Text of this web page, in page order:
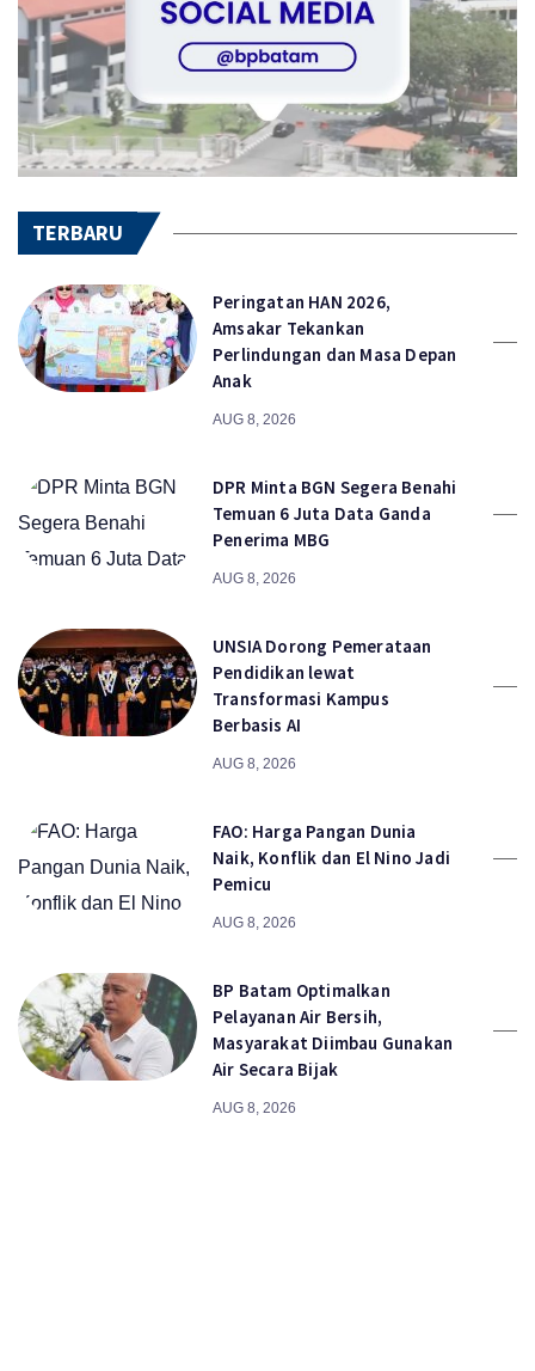
TERBARU
Peringatan HAN 2026,
Amsakar Tekankan
Perlindungan dan Masa Depan
Anak
AUG 8, 2026
DPR Minta BGN Segera Benahi
Temuan 6 Juta Data Ganda
Penerima MBG
AUG 8, 2026
UNSIA Dorong Pemerataan
Pendidikan lewat
Transformasi Kampus
Berbasis AI
AUG 8, 2026
FAO: Harga Pangan Dunia
Naik, Konflik dan El Nino Jadi
Pemicu
AUG 8, 2026
BP Batam Optimalkan
Pelayanan Air Bersih,
Masyarakat Diimbau Gunakan
Air Secara Bijak
AUG 8, 2026